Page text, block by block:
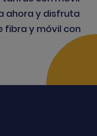
ahora y disfruta
fibra y móvil con